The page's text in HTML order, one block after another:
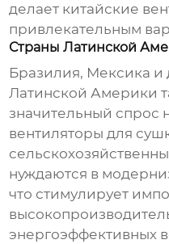
делает китайские
привлекательным
Страны Латинской
Бразилия, Мексика и
Латинской Америки
значительный спрос
вентиляторы для
нуждаются в
что стимулирует
энергоэффективных